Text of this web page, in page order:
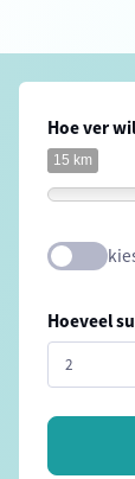
Hoe ver
15 km
Hoeveel